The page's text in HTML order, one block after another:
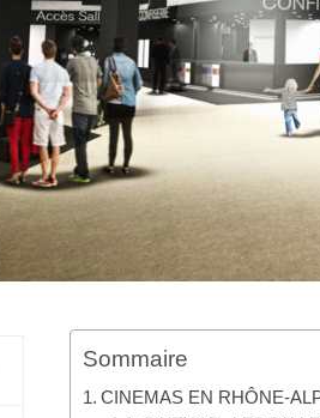
Sommaire
CINEMAS EN RHÔNE-